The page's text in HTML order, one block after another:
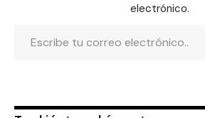
electrónico.